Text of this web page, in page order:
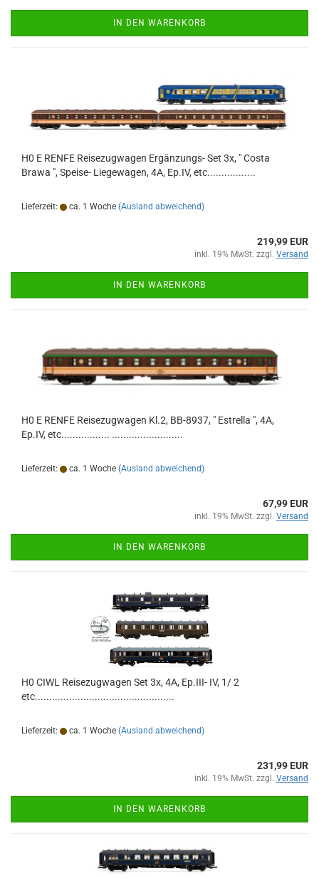
IN DEN WARENKORB
H0 E RENFE Reisezugwagen Ergänzungs- Set 3x, " Costa
Brawa ", Speise- Liegewagen, 4A, Ep.IV, etc.................
Lieferzeit: ca. 1 Woche (Ausland abweichend)
219,99 EUR
inkl. 19% MwSt. zzgl. Versand
IN DEN WARENKORB
H0 E RENFE Reisezugwagen Kl.2, BB-8937, " Estrella ", 4A,
Ep.IV, etc................. .........................
Lieferzeit: ca. 1 Woche (Ausland abweichend)
67,99 EUR
inkl. 19% MwSt. zzgl. Versand
IN DEN WARENKORB
H0 CIWL Reisezugwagen Set 3x, 4A, Ep.III- IV, 1/ 2
etc.................................................
Lieferzeit: ca. 1 Woche (Ausland abweichend)
231,99 EUR
inkl. 19% MwSt. zzgl. Versand
IN DEN WARENKORB